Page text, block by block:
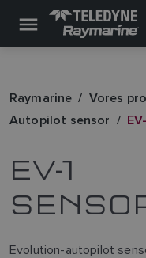
Raymarine Vores
Autopilot sensor
EV-1
Evolution-autopilot